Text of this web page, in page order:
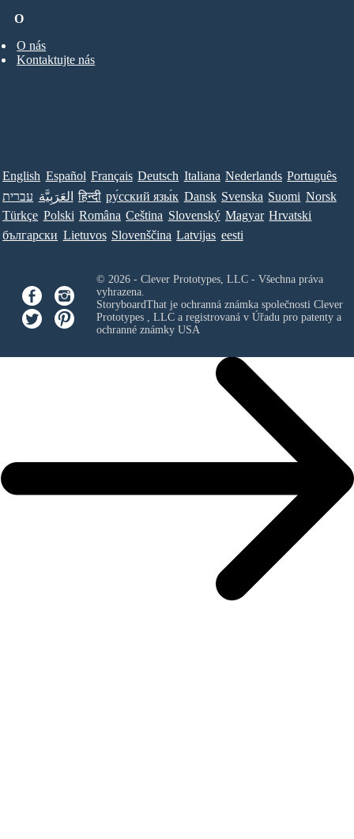
O
O nás
Kontaktujte nás
English Español Français Deutsch Italiana Nederlands Português
עברית العَرَبِيَّة हिन्दी ру́сский язы́к Dansk Svenska Suomi Norsk
Türkçe Polski Româna Ceština Slovenský Magyar Hrvatski
български Lietuvos Slovenščina Latvijas eesti
© 2026 - Clever Prototypes, LLC - Všechna práva
vyhrazena.
StoryboardThat je ochranná známka společnosti Clever
Prototypes , LLCa registrovaná v Úřadu pro patenty a
ochranné známky USA